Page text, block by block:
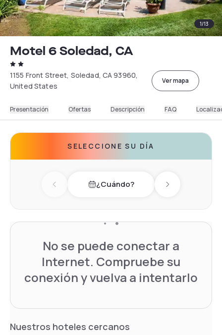
1/13
Motel 6 Soledad, CA
1155 Front Street, Soledad, CA 93960,
United States
Ver mapa
Presentación Ofertas Descripción FAQ
SELECCIONE SU DÍA
Previous day¿Cuándo? Next day
No se puede conectar a
Internet. Compruebe su
conexión y vuelva a intentarlo
Nuestros hoteles cercanos